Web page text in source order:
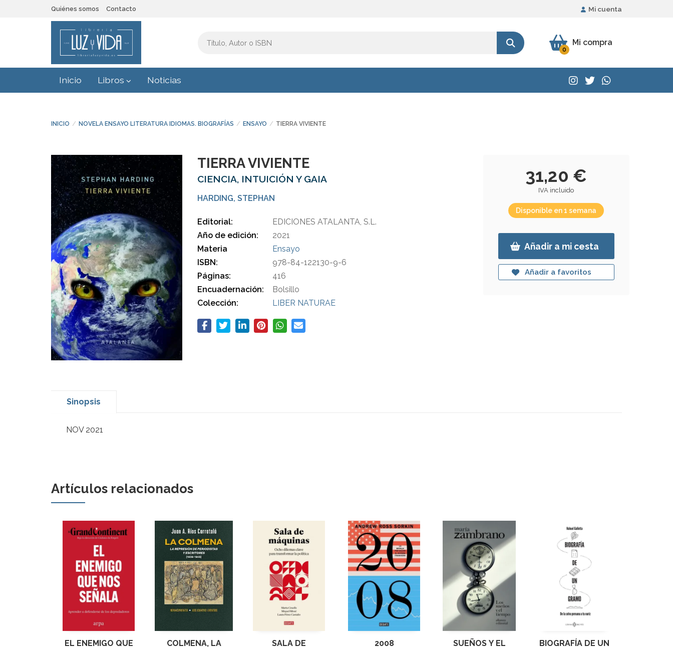
Quiénes somos Contacto Mi cuenta
Mi compra
0
Inicio Libros Noticias
INICIO NOVELA ENSAYO LITERATURA IDIOMAS. BIOGRAFÍAS ENSAYO TIERRA VIVIENTE
TIERRA VIVIENTE
CIENCIA, INTUICIÓN Y GAIA
HARDING, STEPHAN
Editorial:
EDICIONES ATALANTA, S.L.
Año de edición:
2021
Materia
Ensayo
ISBN:
978-84-122130-9-6
Páginas:
416
Encuadernación:
Bolsillo
Colección:
LIBER NATURAE
31,20 €
IVA incluido
Disponible en 1 semana
Añadir a mi cesta
Añadir a favoritos
Sinopsis
NOV 2021
Artículos relacionados
EL ENEMIGO QUE
COLMENA, LA
SALA DE
2008
SUEÑOS Y EL
BIOGRAFÍA DE UN